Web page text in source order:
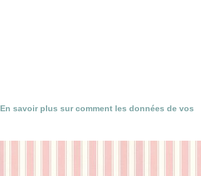
En savoir plus sur comment les données de vos